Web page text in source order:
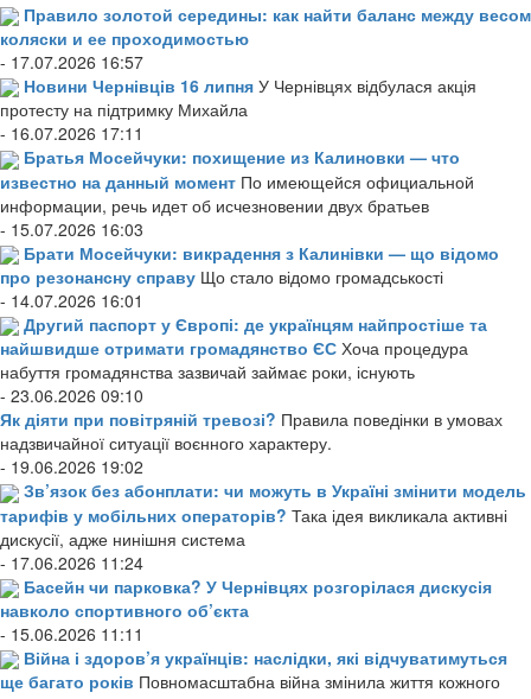
Правило золотой середины: как найти баланс между весом
коляски и ее проходимостью
- 17.07.2026 16:57
Новини Чернівців 16 липня У Чернівцях відбулася акція
протесту на підтримку Михайла
- 16.07.2026 17:11
Братья Мосейчуки: похищение из Калиновки — что
известно на данный момент По имеющейся официальной
информации, речь идет об исчезновении двух братьев
- 15.07.2026 16:03
Брати Мосейчуки: викрадення з Калинівки — що відомо
про резонансну справу Що стало відомо громадськості
- 14.07.2026 16:01
Другий паспорт у Європі: де українцям найпростіше та
найшвидше отримати громадянство ЄС Хоча процедура
набуття громадянства зазвичай займає роки, існують
- 23.06.2026 09:10
Як діяти при повітряній тревозі? Правила поведінки в умовах
надзвичайної ситуації воєнного характеру.
- 19.06.2026 19:02
Зв’язок без абонплати: чи можуть в Україні змінити модель
тарифів у мобільних операторів? Така ідея викликала активні
дискусії, адже нинішня система
- 17.06.2026 11:24
Басейн чи парковка? У Чернівцях розгорілася дискусія
навколо спортивного об’єкта
- 15.06.2026 11:11
Війна і здоров’я українців: наслідки, які відчуватимуться
ще багато років Повномасштабна війна змінила життя кожного